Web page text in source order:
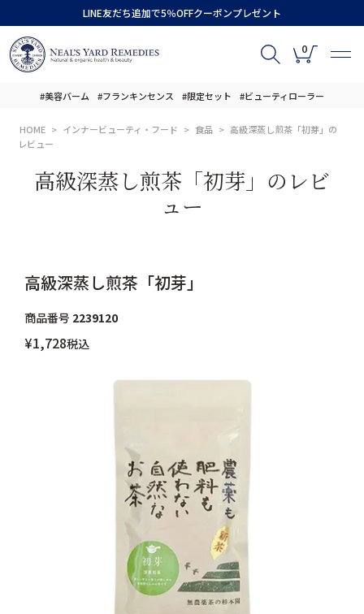
LINE友だち追加で5％OFFクーポンプレゼント
0
#美容バーム #フランキンセンス #限定セット #ビューティローラー
HOME インナービューティ・フード 食品
高級深蒸し煎茶「初芽」の
レビュー
高級深蒸し煎茶「初芽」のレビ
ュー
高級深蒸し煎茶「初芽」
商品番号 2239120
¥1,728税込